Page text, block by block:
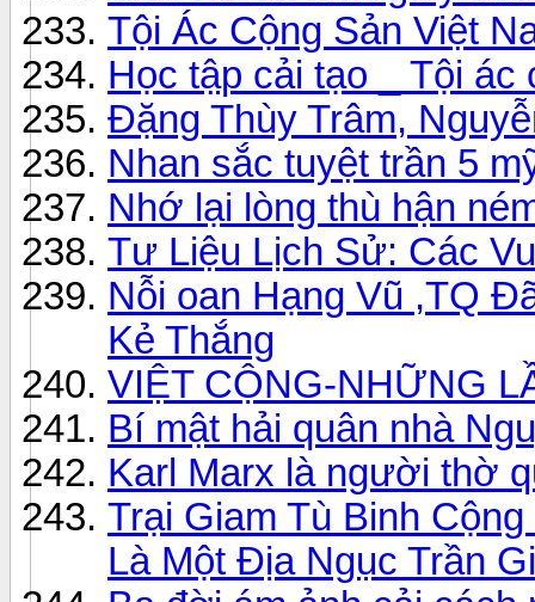
Tội Ác Cộng Sản Việt
Học tập cải tạo _ Tội ác
Đặng Thùy Trâm,
Nhan sắc tuyệt trần 5
Nhớ lại lòng thù hận
Tư Liệu Lịch Sử: Các
Nỗi oan Hạng Vũ ,TQ
Kẻ Thắng
VIỆT CỘNG-NHỮNG
Bí mật hải quân nhà
Karl Marx là người thờ
Trại Giam Tù Binh
Là Một Địa Ngục Trần